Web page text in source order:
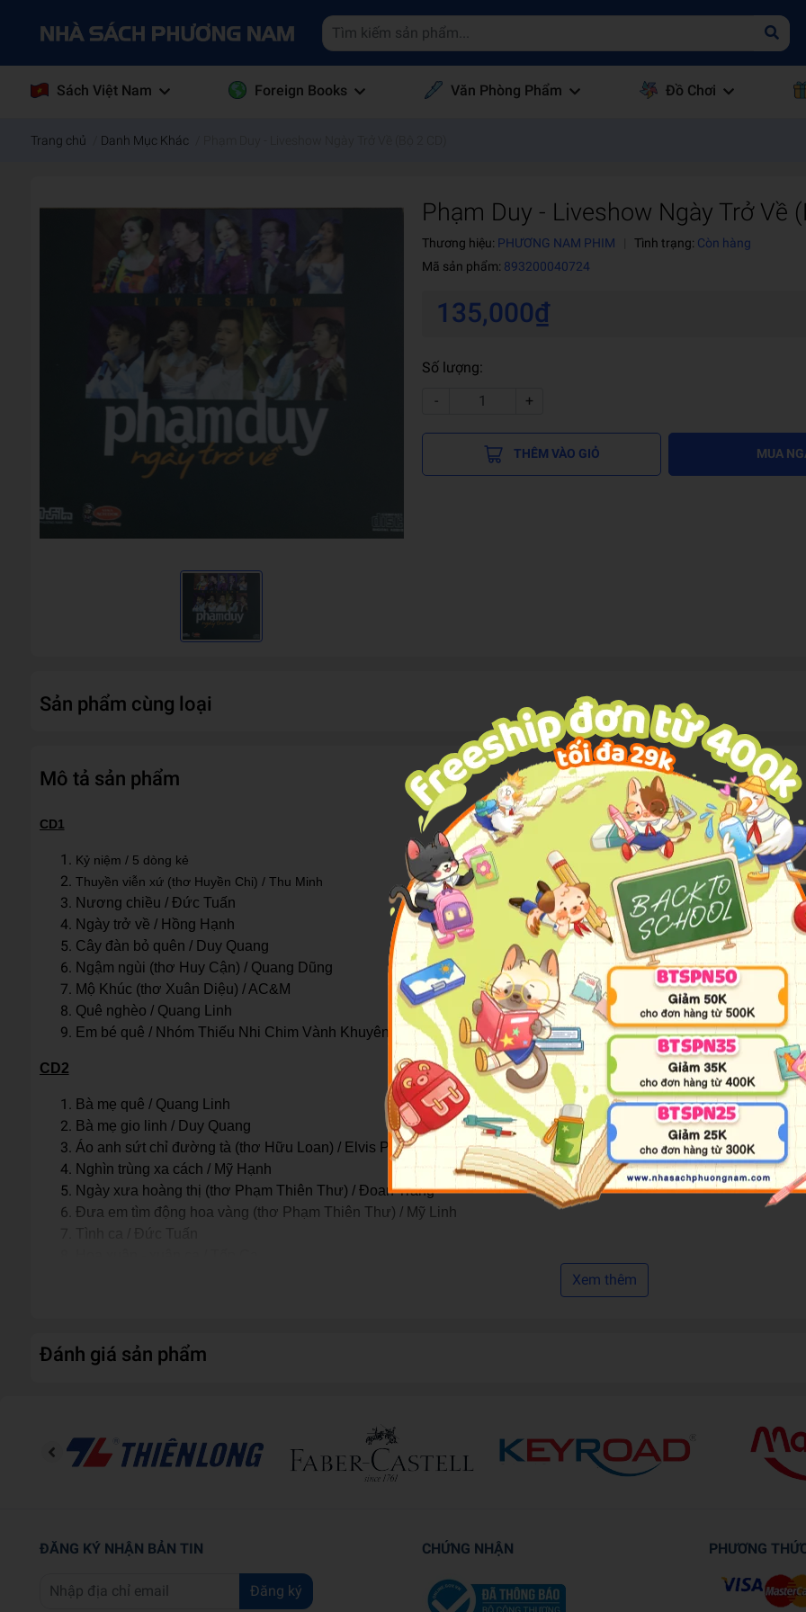
Sách Việt Nam Foreign Books Văn Phòng Phẩm Đồ Chơi
Trang chủ Danh Mục Khác
Phạm Duy - Liveshow Ngày Trở Về
Thương hiệu: PHƯƠNG NAM PHIM Tình trạng: Còn hàng
Mã sản phẩm: 893200040724
135,000₫
Số lượng:
-
+
THÊM VÀO GIỎ MUA
Sản phẩm cùng loại
Mô tả sản phẩm
CD1
Kỷ niệm / 5 dòng kẻ
Thuyền viễn xứ (thơ Huyền Chi) / Thu Minh
Nương chiều / Đức Tuấn
Ngày trở về / Hồng Hạnh
Cây đàn bỏ quên / Duy Quang
Ngậm ngùi (thơ Huy Cận) / Quang Dũng
Mộ Khúc (thơ Xuân Diệu) / AC&M
Quê nghèo / Quang Linh
Em bé quê / Nhóm Thiếu Nhi Chim Vành Khuyên
CD2
Bà mẹ quê / Quang Linh
Bà mẹ gio linh / Duy Quang
Áo anh sứt chỉ đường tà (thơ Hữu Loan) / Elvis Phương
Nghìn trùng xa cách / Mỹ Hạnh
Ngày xưa hoàng thị (thơ Phạm Thiên Thư) / Đoan Trang
Đưa em tìm động hoa vàng (thơ Phạm Thiên Thư) / Mỹ Linh
Xem thêm
Đánh giá sản phẩm
ĐĂNG KÝ NHẬN BẢN TIN
Đăng ký
CHỨNG NHẬN PHƯƠNG